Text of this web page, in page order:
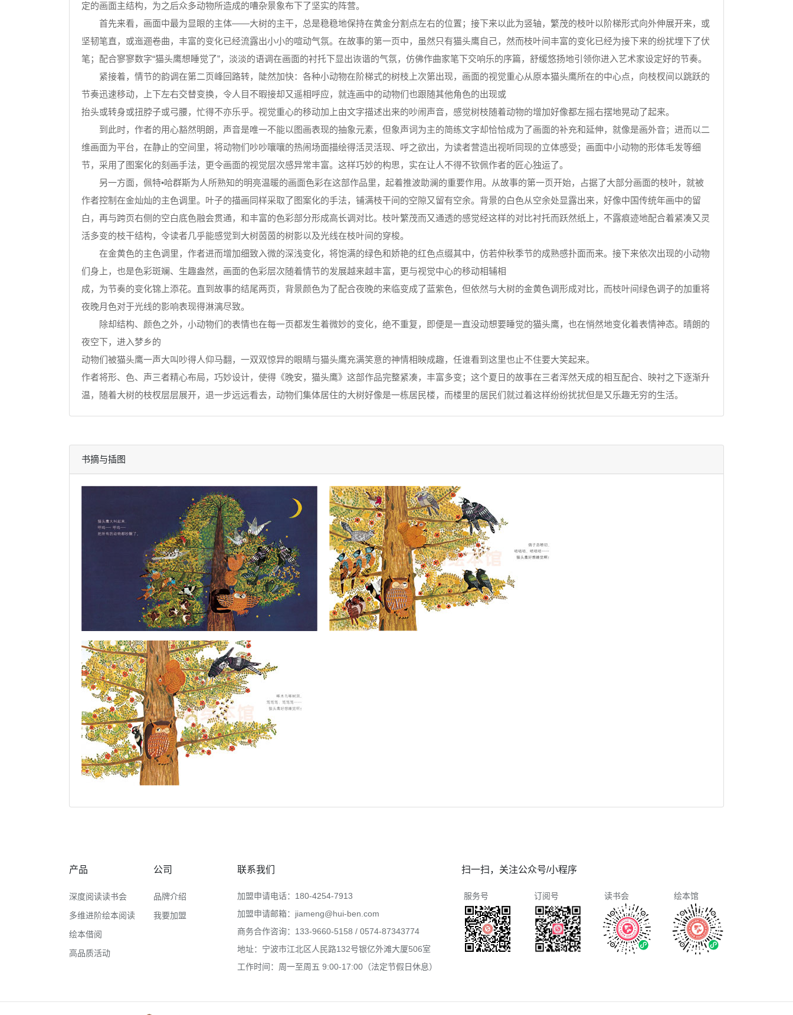
定的画面主结构，为之后众多动物所造成的嘈杂景象布下了坚实的阵营。
首先来看，画面中最为显眼的主体——大树的主干，总是稳稳地保持在黄金分割点左右的位置；接下来以此为竖轴，繁茂的枝叶以阶梯形式向外伸展开来，或
坚韧笔直，或迤逦卷曲，丰富的变化已经流露出小小的喧动气氛。在故事的第一页中，虽然只有猫头鹰自己，然而枝叶间丰富的变化已经为接下来的纷扰埋下了伏
笔；配合寥寥数字“猫头鹰想睡觉了”，淡淡的语调在画面的衬托下显出诙谐的气氛，仿佛作曲家笔下交响乐的序篇，舒缓悠扬地引领你进入艺术家设定好的节奏。
紧接着，情节的韵调在第二页峰回路转，陡然加快：各种小动物在阶梯式的树枝上次第出现，画面的视觉重心从原本猫头鹰所在的中心点，向枝杈间以跳跃的
节奏迅速移动，上下左右交替变换，令人目不暇接却又遥相呼应，就连画中的动物们也跟随其他角色的出现或
抬头或转身或扭脖子或弓腰，忙得不亦乐乎。视觉重心的移动加上由文字描述出来的吵闹声音，感觉树枝随着动物的增加好像都左摇右摆地晃动了起来。
到此时，作者的用心豁然明朗，声音是唯一不能以图画表现的抽象元素，但象声词为主的简练文字却恰恰成为了画面的补充和延伸，就像是画外音；进而以二
维画面为平台，在静止的空间里，将动物们吵吵嚷嚷的热闹场面描绘得活灵活现、呼之欲出，为读者营造出视听同现的立体感受；画面中小动物的形体毛发等细
节，采用了图案化的刻画手法，更令画面的视觉层次感异常丰富。这样巧妙的构思，实在让人不得不钦佩作者的匠心独运了。
另一方面，佩特•哈群斯为人所熟知的明亮温暖的画面色彩在这部作品里，起着推波助澜的重要作用。从故事的第一页开始，占据了大部分画面的枝叶，就被
作者控制在金灿灿的主色调里。叶子的描画同样采取了图案化的手法，铺满枝干间的空隙又留有空余。背景的白色从空余处显露出来，好像中国传统年画中的留
白，再与跨页右侧的空白底色融会贯通，和丰富的色彩部分形成高长调对比。枝叶繁茂而又通透的感觉经这样的对比衬托而跃然纸上，不露痕迹地配合着紧凑又灵
活多变的枝干结构，令读者几乎能感觉到大树茵茵的树影以及光线在枝叶间的穿梭。
在金黄色的主色调里，作者进而增加细致入微的深浅变化，将饱满的绿色和娇艳的红色点缀其中，仿若仲秋季节的成熟感扑面而来。接下来依次出现的小动物
们身上，也是色彩斑斓、生趣盎然，画面的色彩层次随着情节的发展越来越丰富，更与视觉中心的移动相辅相
成，为节奏的变化锦上添花。直到故事的结尾两页，背景颜色为了配合夜晚的来临变成了蓝紫色，但依然与大树的金黄色调形成对比，而枝叶间绿色调子的加重将
夜晚月色对于光线的影响表现得淋漓尽致。
除却结构、颜色之外，小动物们的表情也在每一页都发生着微妙的变化，绝不重复，即便是一直没动想要睡觉的猫头鹰，也在悄然地变化着表情神态。晴朗的
夜空下，进入梦乡的
动物们被猫头鹰一声大叫吵得人仰马翻，一双双惊异的眼睛与猫头鹰充满笑意的神情相映成趣，任谁看到这里也止不住要大笑起来。
作者将形、色、声三者精心布局，巧妙设计，使得《晚安，猫头鹰》这部作品完整紧凑，丰富多变；这个夏日的故事在三者浑然天成的相互配合、映衬之下逐渐升
温，随着大树的枝杈层层展开，退一步远远看去，动物们集体居住的大树好像是一栋居民楼，而楼里的居民们就过着这样纷纷扰扰但是又乐趣无穷的生活。
书摘与插图
产品
深度阅读读书会
多维进阶绘本阅读
绘本借阅
高品质活动
公司
品牌介绍
我要加盟
联系我们
加盟申请电话：180-4254-7913
加盟申请邮箱：jiameng@hui-ben.com
商务合作咨询：133-9660-5158 / 0574-87343774
地址：宁波市江北区人民路132号银亿外滩大厦506室
工作时间：周一至周五 9:00-17:00（法定节假日休息）
扫一扫，关注公众号/小程序
服务号 订阅号 读书会 绘本馆